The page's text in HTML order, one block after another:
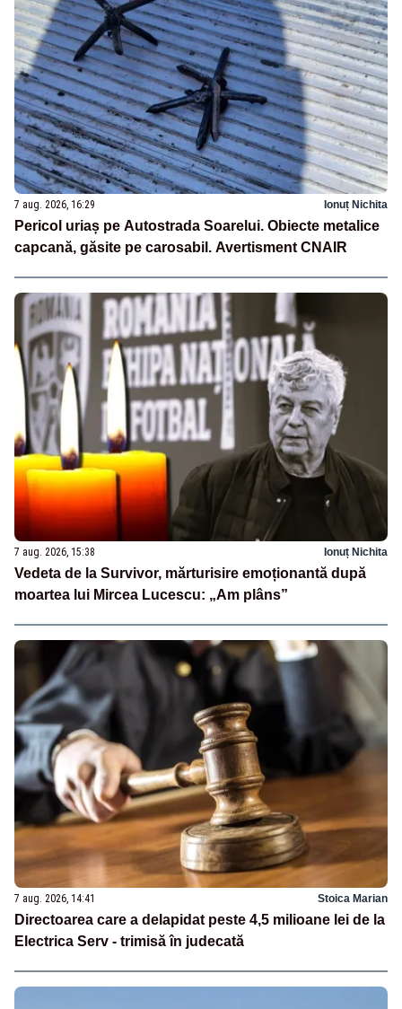
7 aug. 2026, 16:29 Ionuț Nichita
Pericol uriaș pe Autostrada Soarelui. Obiecte metalice
capcană, găsite pe carosabil. Avertisment CNAIR
7 aug. 2026, 15:38 Ionuț Nichita
Vedeta de la Survivor, mărturisire emoționantă după
moartea lui Mircea Lucescu: „Am plâns”
7 aug. 2026, 14:41 Stoica Marian
Directoarea care a delapidat peste 4,5 milioane lei de la
Electrica Serv - trimisă în judecată